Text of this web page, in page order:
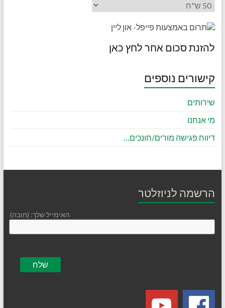
להזנת סכום אחר לחץ כאן
קישורים נוספים
שירותים
מי אנחנו
דיווח פגישה מורים/חונכים…
הרשמה לניוזלטר
האימייל שלך: (חובה)